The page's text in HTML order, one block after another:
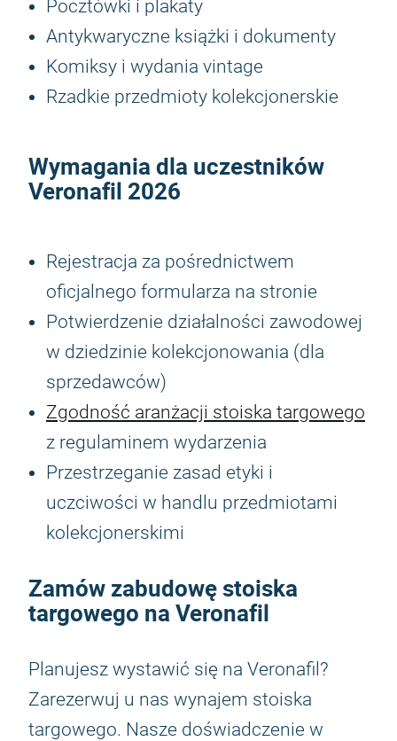
Pocztówki i plakaty
Antykwaryczne książki i dokumenty
Komiksy i wydania vintage
Rzadkie przedmioty kolekcjonerskie
Wymagania dla uczestników
Veronafil 2026
Rejestracja za pośrednictwem
oficjalnego formularza na stronie
Potwierdzenie działalności zawodowej
w dziedzinie kolekcjonowania (dla
sprzedawców)
Zgodność aranżacji stoiska targowego
z regulaminem wydarzenia
Przestrzeganie zasad etyki i
uczciwości w handlu przedmiotami
kolekcjonerskimi
Zamów zabudowę stoiska
targowego na Veronafil
Planujesz wystawić się na Veronafil?
Zarezerwuj u nas wynajem stoiska
targowego. Nasze doświadczenie w